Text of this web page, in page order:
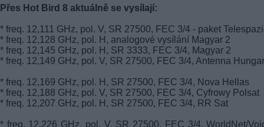
Přes Hot Bird 8 aktuálně se vysílají:
* freq. 12,111 GHz, pol. V, SR 27500, FEC 3/4 - paket
* freq. 12,128 GHz, pol. H, analogové vysílání Magyar 2
* freq. 12,145 GHz, pol. H, SR 3333, FEC 3/4, Magyar 2
* freq. 12,149 GHz, pol. V, SR 27500, FEC 3/4, Antenna
* freq. 12,169 GHz, pol. H, SR 27500, FEC 3/4, Nova Hellas
* freq. 12,188 GHz, pol. V, SR 27500, FEC 3/4, Cyfrowy Polsat
* freq. 12,207 GHz, pol. H, SR 27500, FEC 3/4, RR Sat
* freq. 12,226 GHz, pol. V, SR 27500, FEC 3/4, WorldNet/